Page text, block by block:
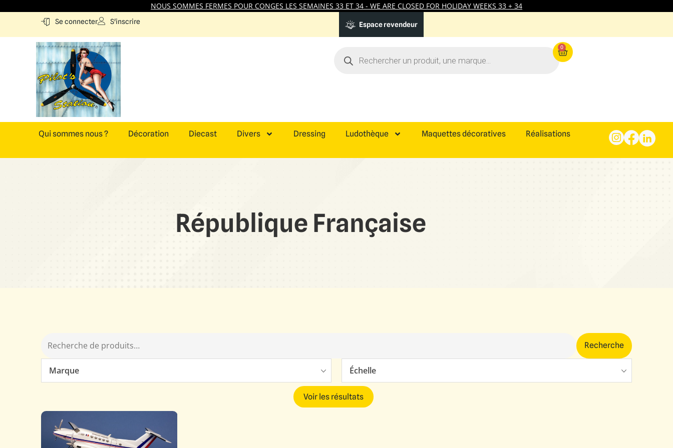
NOUS SOMMES FERMES POUR CONGES LES SEMAINES 33 ET 34 - WE ARE CLOSED FOR HOLIDAY WEEKS 33 + 34
Se connecter S'inscrire Espace revendeur
0
Qui sommes nous ? Décoration Diecast Divers Dressing Ludothèque Maquettes décoratives Réalisations
République Française
Recherche
Marque Échelle
Voir les résultats